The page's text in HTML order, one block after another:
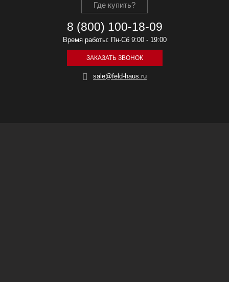
Где купить?
8 (800) 100-18-09
Время работы: Пн-Сб 9:00 - 19:00
ЗАКАЗАТЬ ЗВОНОК
sale@feld-haus.ru